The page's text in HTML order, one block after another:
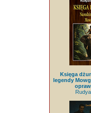
Księga
legendy